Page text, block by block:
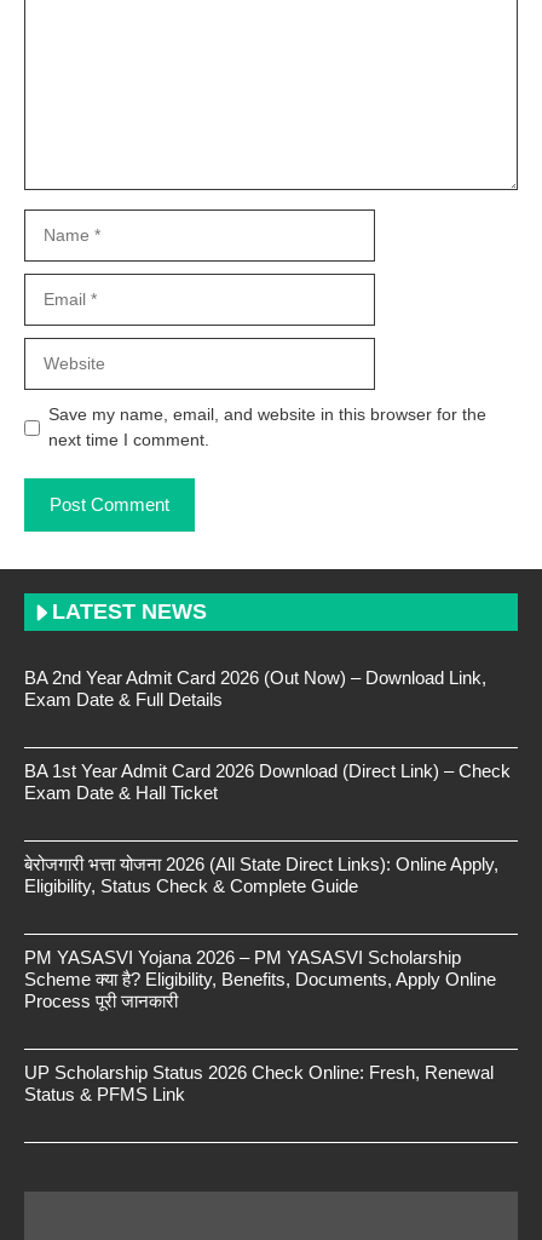
Save my name, email, and website in this browser for the
next time I comment.
LATEST NEWS
BA 2nd Year Admit Card 2026 (Out Now) – Download Link,
Exam Date & Full Details
BA 1st Year Admit Card 2026 Download (Direct Link) – Check
Exam Date & Hall Ticket
बेरोजगारी भत्ता योजना 2026 (All State Direct Links): Online Apply,
Eligibility, Status Check & Complete Guide
PM YASASVI Yojana 2026 – PM YASASVI Scholarship
Scheme क्या है? Eligibility, Benefits, Documents, Apply Online
Process पूरी जानकारी
UP Scholarship Status 2026 Check Online: Fresh, Renewal
Status & PFMS Link